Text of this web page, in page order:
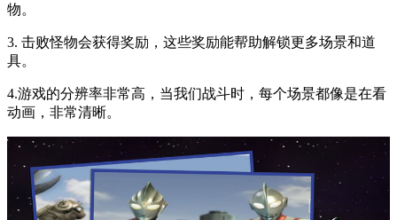
物。
3. 击败怪物会获得奖励，这些奖励能帮助解锁更多场景和道
具。
4.游戏的分辨率非常高，当我们战斗时，每个场景都像是在看
动画，非常清晰。